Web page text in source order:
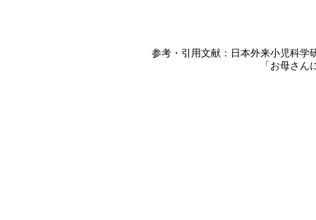
参考・引用文献：日本外来小児科学
「お母さんに伝えたい